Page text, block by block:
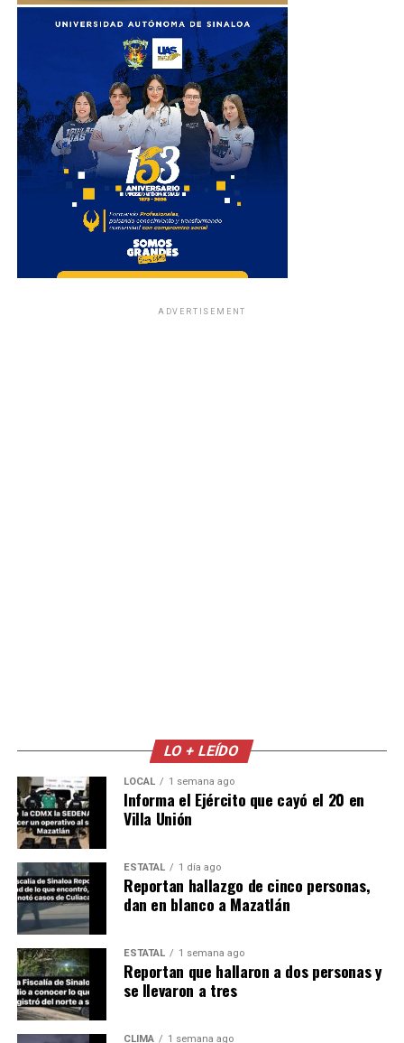
ADVERTISEMENT
LO + LEÍDO
LOCAL 1 semana ago
Informa el Ejército que cayó el 20 en
Villa Unión
ESTATAL 1 día ago
Reportan hallazgo de cinco personas,
dan en blanco a Mazatlán
ESTATAL 1 semana ago
Reportan que hallaron a dos personas y
se llevaron a tres
CLIMA 1 semana ago